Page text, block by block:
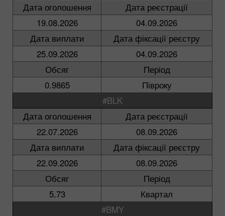
Дата оголошення
Дата реєстрації
19.08.2026
04.09.2026
Дата виплати
Дата фіксації реєстру
25.09.2026
04.09.2026
Обсяг
Період
0.9865
Півроку
#BLK
Дата оголошення
Дата реєстрації
22.07.2026
08.09.2026
Дата виплати
Дата фіксації реєстру
22.09.2026
08.09.2026
Обсяг
Період
5.73
Квартал
#BMY